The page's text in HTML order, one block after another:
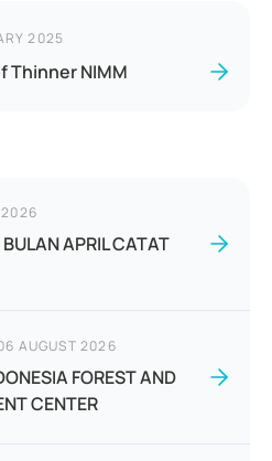
2025
Thinner NIMM
2026
APRIL CATAT
AUGUST 2026
FOREST AND
CENTER